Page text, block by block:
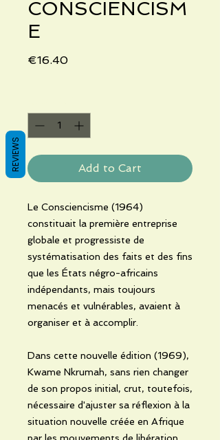
CONSCIENCISM
E
€16.40Price
Add to Cart
Le Consciencisme (1964)
constituait la première entreprise
globale et progressiste de
systématisation des faits et des fins
que les États négro-africains
indépendants, mais toujours
menacés et vulnérables, avaient à
organiser et à accomplir.
Dans cette nouvelle édition (1969),
Kwame Nkrumah, sans rien changer
de son propos initial, crut, toutefois,
nécessaire d'ajuster sa réflexion à la
situation nouvelle créée en Afrique
REVIEWS